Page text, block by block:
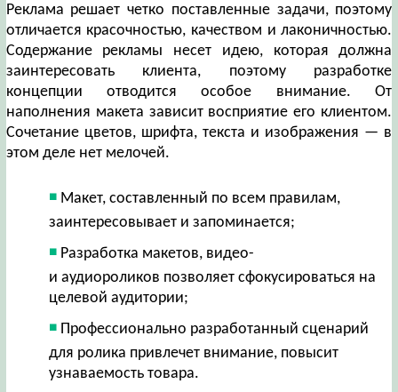
Реклама решает четко поставленные задачи, поэтому
отличается красочностью, качеством и лаконичностью.
Содержание рекламы несет идею, которая должна
заинтересовать клиента, поэтому разработке
концепции отводится особое внимание. От
наполнения макета зависит восприятие его клиентом.
Сочетание цветов, шрифта, текста и изображения — в
этом деле нет мелочей.
Макет, составленный по всем правилам,
заинтересовывает и запоминается;
Разработка макетов, видео-
и аудиороликов позволяет сфокусироваться на
целевой аудитории;
Профессионально разработанный сценарий
для ролика привлечет внимание, повысит
узнаваемость товара.